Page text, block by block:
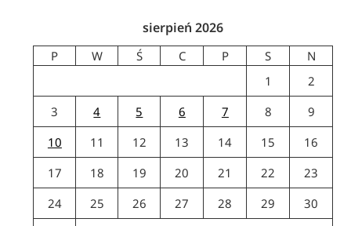
sierpień 2026
P W Ś C P S
N
1
2
3
4 5 6 7 8
9
10
11 12 13 14 15
16
17
18 19 20 21 22
23
24
25 26 27 28 29 30